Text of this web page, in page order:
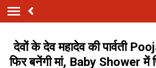
देवों के देव महादेव की पार्वती
फिर बनेंगी मां, Baby Shower में